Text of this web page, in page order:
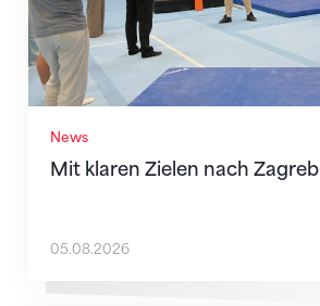
News
Mit klaren Zielen nach Zagreb
05.08.2026